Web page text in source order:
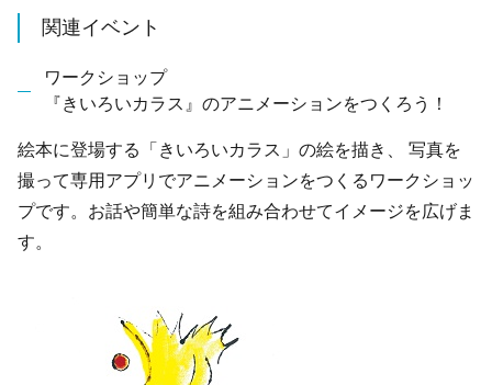
関連イベント
ワークショップ
『きいろいカラス』のアニメーションをつくろう！
絵本に登場する「きいろいカラス」の絵を描き、 写真を
撮って専用アプリでアニメーションをつくるワークショッ
プです。お話や簡単な詩を組み合わせてイメージを広げま
す。